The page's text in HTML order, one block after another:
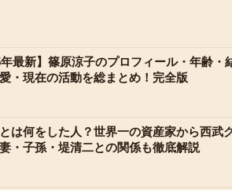
年最新】篠原涼子のプロフィール・年齢・
・現在の活動を総まとめ！完全版
は何をした人？世界一の資産家から西武
・子孫・堤清二との関係も徹底解説